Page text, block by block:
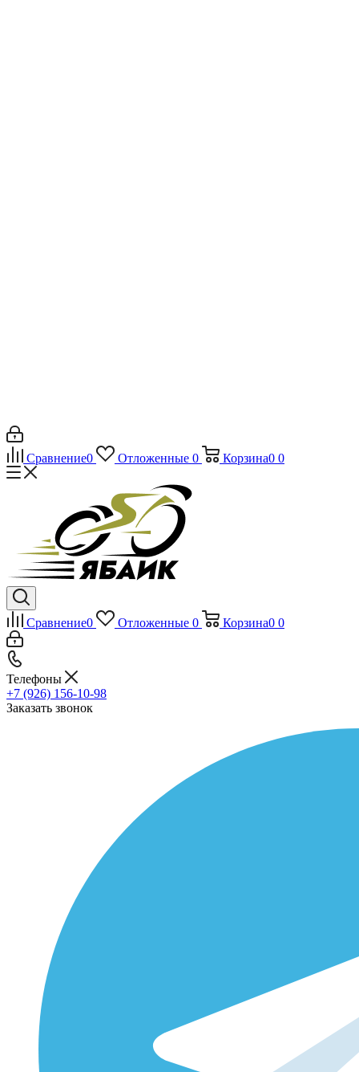
Сравнение0 Отложенные 0 Корзина0 0
Сравнение0 Отложенные 0 Корзина0 0
Телефоны
+7 (926) 156-10-98
Заказать звонок